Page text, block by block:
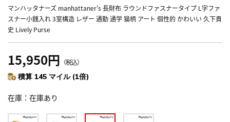
マンハッタナーズ manhattaner's 長財布 ラウンドファスナータイプ L字ファ
スナー小銭入れ 3室構造 レザー 通勤 通学 猫柄 アート 個性的 かわいい 久下貴
史 Lively Purse
15,950円 （税込）
積算 145 マイル (1倍)
在庫 在庫あり